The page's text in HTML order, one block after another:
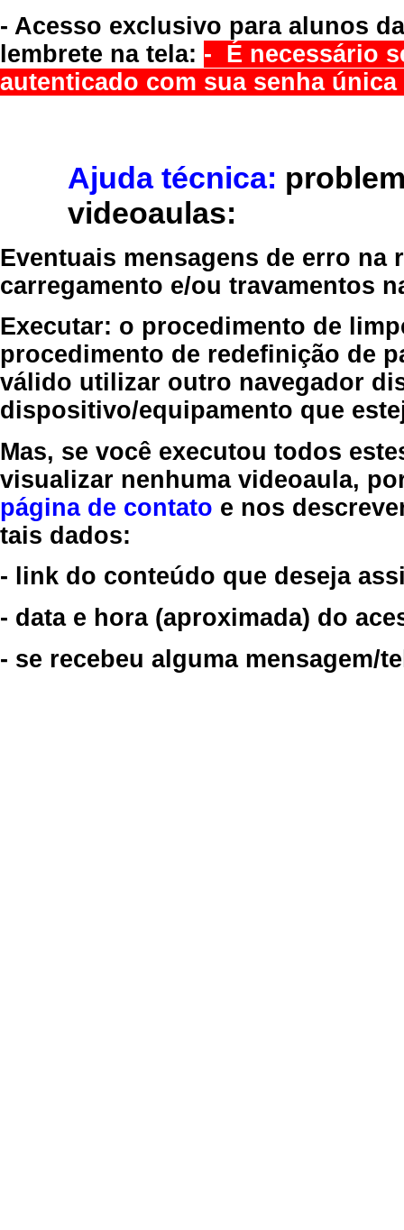
- Acesso exclusivo para alunos
lembrete na tela: - É necessário
autenticado com sua senha
Ajuda técnica:
videoaulas:
Eventuais mensagens de erro
carregamento e/ou travamentos
Executar: o procedimento de
procedimento de redefinição de
válido utilizar outro navegador
dispositivo/equipamento que
Mas, se você executou todos
visualizar nenhuma videoaula,
página de contato e nos
tais dados:
- link do conteúdo que deseja
- data e hora (aproximada) do
- se recebeu alguma mensagem/